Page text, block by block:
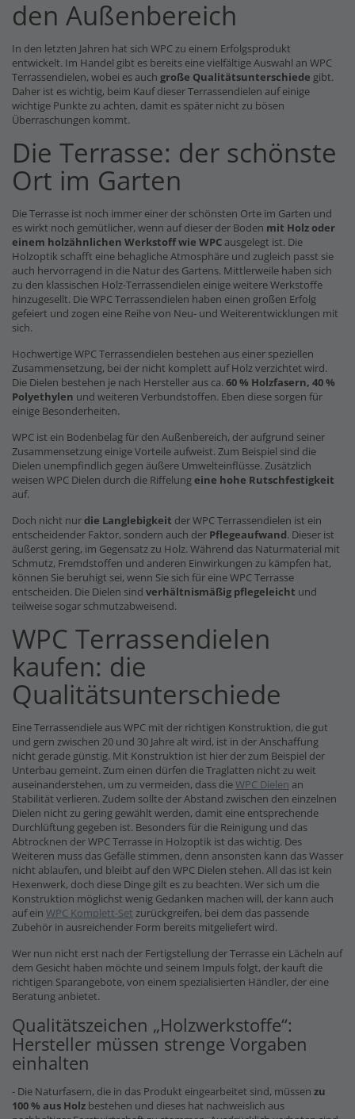
den Außenbereich
In den letzten Jahren hat sich WPC zu einem Erfolgsprodukt
entwickelt. Im Handel gibt es bereits eine vielfältige Auswahl an WPC
Terrassendielen, wobei es auch große Qualitätsunterschiede gibt.
Daher ist es wichtig, beim Kauf dieser Terrassendielen auf einige
wichtige Punkte zu achten, damit es später nicht zu bösen
Überraschungen kommt.
Die Terrasse: der schönste
Ort im Garten
Die Terrasse ist noch immer einer der schönsten Orte im Garten und
es wirkt noch gemütlicher, wenn auf dieser der Boden mit Holz oder
einem holzähnlichen Werkstoff wie WPCausgelegt ist. Die
Holzoptik schafft eine behagliche Atmosphäre und zugleich passt sie
auch hervorragend in die Natur des Gartens. Mittlerweile haben sich
zu den klassischen Holz-Terrassendielen einige weitere Werkstoffe
hinzugesellt. Die WPC Terrassendielen haben einen großen Erfolg
gefeiert und zogen eine Reihe von Neu- und Weiterentwicklungen mit
sich.
Hochwertige WPC Terrassendielen bestehen aus einer speziellen
Zusammensetzung, bei der nicht komplett auf Holz verzichtet wird.
Die Dielen bestehen je nach Hersteller aus ca. 60 % Holzfasern, 40 %
Polyethylen und weiteren Verbundstoffen. Eben diese sorgen für
einige Besonderheiten.
WPC ist ein Bodenbelag für den Außenbereich, der aufgrund seiner
Zusammensetzung einige Vorteile aufweist. Zum Beispiel sind die
Dielen unempfindlich gegen äußere Umwelteinflüsse. Zusätzlich
weisen WPC Dielen durch die Riffelungeine hohe Rutschfestigkeit
auf.
Doch nicht nurdie Langlebigkeit der WPC Terrassendielen ist ein
entscheidender Faktor, sondern auch der Pflegeaufwand. Dieser ist
äußerst gering, im Gegensatz zu Holz. Während das Naturmaterial mit
Schmutz, Fremdstoffen und anderen Einwirkungen zu kämpfen hat,
können Sie beruhigt sei, wenn Sie sich für eine WPC Terrasse
entscheiden. Die Dielen sind verhältnismäßig pflegeleicht und
teilweise sogar schmutzabweisend.
WPC Terrassendielen
kaufen: die
Qualitätsunterschiede
Eine Terrassendiele aus WPC mit der richtigen Konstruktion, die gut
und gern zwischen 20 und 30 Jahre alt wird, ist in der Anschaffung
nicht gerade günstig. Mit Konstruktion ist hier der zum Beispiel der
Unterbau gemeint. Zum einen dürfen die Traglatten nicht zu weit
auseinanderstehen, um zu vermeiden, dass dieWPC Dielen an
Stabilität verlieren. Zudem sollte der Abstand zwischen den einzelnen
Dielen nicht zu gering gewählt werden, damit eine entsprechende
Durchlüftung gegeben ist. Besonders für die Reinigung und das
Abtrocknen der WPC Terrasse in Holzoptik ist das wichtig. Des
Weiteren muss das Gefälle stimmen, denn ansonsten kann das Wasser
nicht ablaufen, und bleibt auf den WPC Dielen stehen. All das ist kein
Hexenwerk, doch diese Dinge gilt es zu beachten. Wer sich um die
Konstruktion möglichst wenig Gedanken machen will, der kann auch
auf ein WPC Komplett-Set zurückgreifen, bei dem das passende
Zubehör in ausreichender Form bereits mitgeliefert wird.
Wer nun nicht erst nach der Fertigstellung der Terrasse ein Lächeln auf
dem Gesicht haben möchte und seinem Impuls folgt, der kauft die
richtigen Sparangebote, von einem spezialisierten Händler, der eine
Beratung anbietet.
Qualitätszeichen „Holzwerkstoffe“:
Hersteller müssen strenge Vorgaben
einhalten
- Die Naturfasern, die in das Produkt eingearbeitet sind, müssen zu
100 % aus Holz bestehen und dieses hat nachweislich aus